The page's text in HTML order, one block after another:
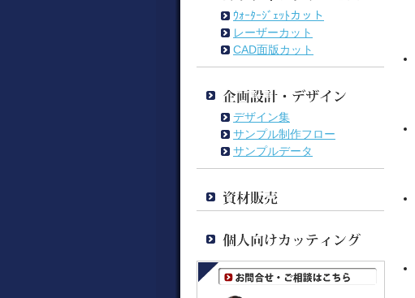
ｳｫｰﾀｰｼﾞｪｯﾄカット
レーザーカット
CAD面版カット
デザイン集
サンプル制作フロー
サンプルデータ